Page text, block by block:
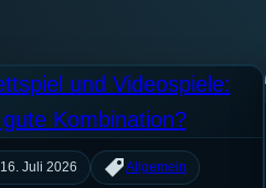
16. Juli 2026 Allgemein